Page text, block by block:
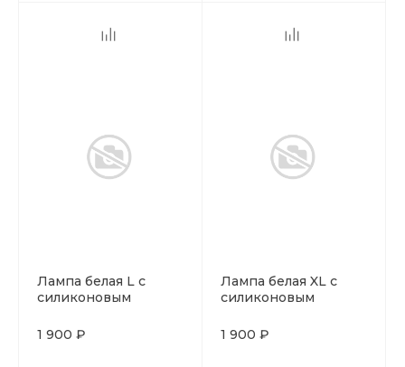
Лампа белая L с
силиконовым
выключателем
1 900 ₽
Лампа белая XL с
силиконовым
выключателем
1 900 ₽